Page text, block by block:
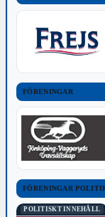
FÖRENINGAR
FÖRENINGAR
POLITISKT INNEHÅLL